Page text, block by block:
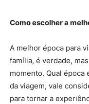
Como escolher a
A melhor época para
família, é verdade,
momento. Qual época
da viagem, vale
para tornar a